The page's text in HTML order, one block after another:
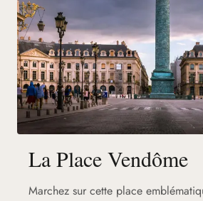
La Place Vendôme
Marchez sur cette place